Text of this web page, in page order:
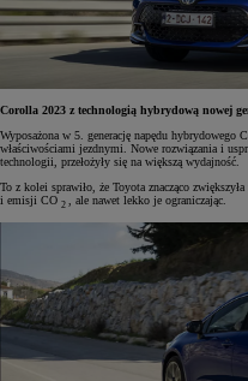
Corolla 2023 z technologią hybrydową nowej
Wyposażona w 5. generację napędu hybrydowego
właściwościami jezdnymi. Nowe rozwiązania i
technologii, przełożyły się na większą wydajność.
To z kolei sprawiło, że Toyota znacząco
i emisji CO 2 , ale nawet lekko je ograniczając.